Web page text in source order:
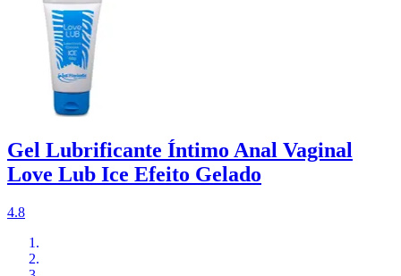
Gel Lubrificante Íntimo Anal Vaginal
Love Lub Ice Efeito Gelado
4.8